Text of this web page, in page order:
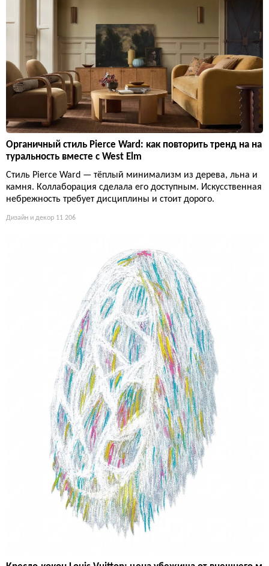
Органичный стиль Pierce Ward: как повторить тренд на на
туральность вместе с West Elm
Стиль Pierce Ward — тёплый минимализм из дерева, льна и
камня. Коллаборация сделала его доступным. Искусственная
небрежность требует дисциплины и стоит дорого.
Дизайн и декор 11 206